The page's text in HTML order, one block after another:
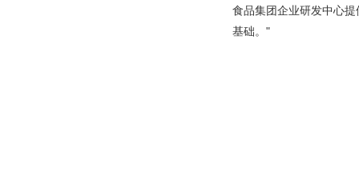
食品集团企业研发中心
基础。"